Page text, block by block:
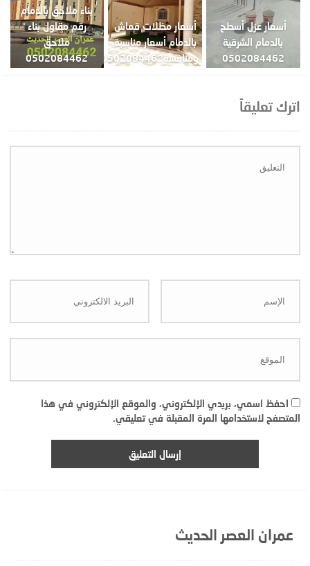
أسعار عزل أسطح
بالدمام الشرقية
0502084462
أسعار مظلات قماش
بالدمام أسعار مناسبة
ومنافسة0502084462
بناء ملاحق بالدمام
رقم مقاول بناء
ملاحق
0502084462
اترك تعليقاً
احفظ اسمي، بريدي الإلكتروني، والموقع الإلكتروني في هذا
المتصفح لاستخدامها المرة المقبلة في تعليقي.
عمران العصر الحديث